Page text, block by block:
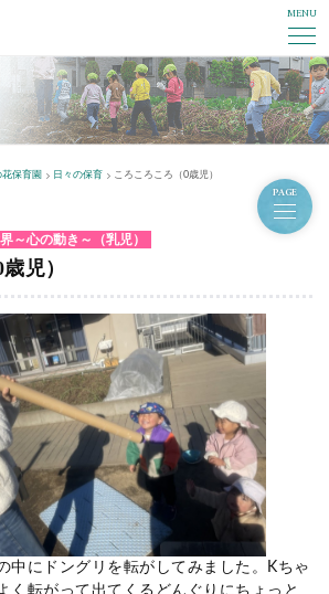
MENU
花保育園 日々の保育 ころころころ（0歳児）
PAGE
～心の動き～（乳児）
児）
中にドングリを転がしてみました。Kちゃ